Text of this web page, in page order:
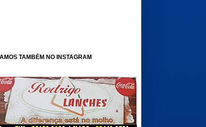
TAMBÉM NO INSTAGRAM